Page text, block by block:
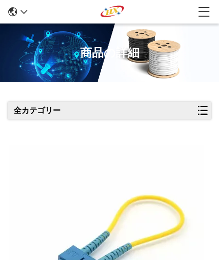
商品の詳細
全カテゴリー